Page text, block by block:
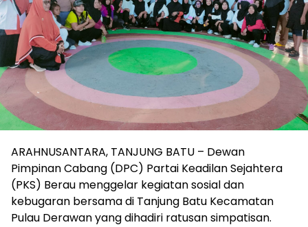
ARAHNUSANTARA, TANJUNG BATU – Dewan
Pimpinan Cabang (DPC) Partai Keadilan Sejahtera
(PKS) Berau menggelar kegiatan sosial dan
kebugaran bersama di Tanjung Batu Kecamatan
Pulau Derawan yang dihadiri ratusan simpatisan.